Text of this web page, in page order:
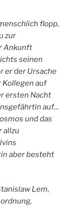
flopp,
zur
Ankunft
seinen
er der Ursache
auf
ersten Nacht
auf…
und das
allzu
aber besteht
Lem,